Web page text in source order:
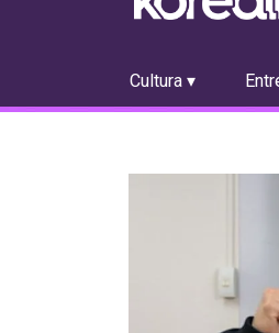
Cultura ▾